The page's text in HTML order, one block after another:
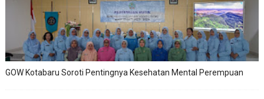
GOW Kotabaru Soroti Pentingnya Kesehatan Mental Perempuan